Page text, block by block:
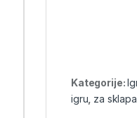
Kategorije:
igru za